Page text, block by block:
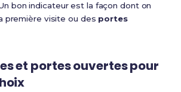
bon indicateur est la façon dont on
première visite ou des portes
et portes ouvertes pour